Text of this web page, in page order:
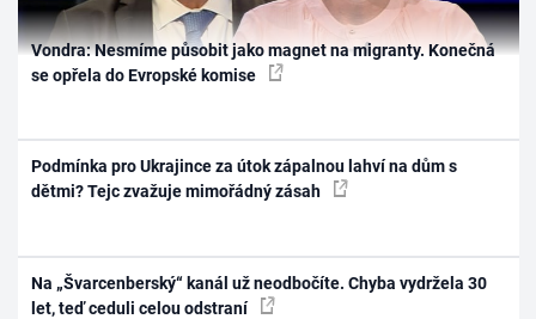
Vondra: Nesmíme působit jako magnet na migranty. Konečná
se opřela do Evropské komise
Podmínka pro Ukrajince za útok zápalnou lahví na dům s
dětmi? Tejc zvažuje mimořádný zásah
Na „Švarcenberský“ kanál už neodbočíte. Chyba vydržela 30
let, teď ceduli celou odstraní